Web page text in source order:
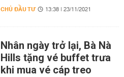
CHỦ ĐẦU TƯ 13:38 | 23/11/2021
Nhân ngày trở lại, Bà Nà
Hills tặng vé buffet trưa
khi mua vé cáp treo